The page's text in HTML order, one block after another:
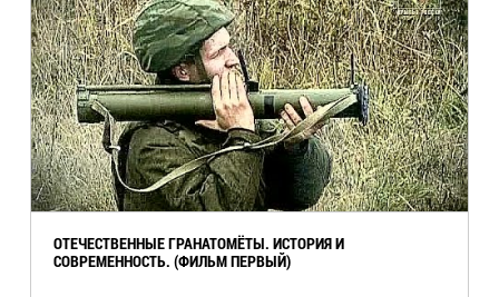
ОТЕЧЕСТВЕННЫЕ ГРАНАТОМЁТЫ. ИСТОРИЯ И
СОВРЕМЕННОСТЬ. (ФИЛЬМ ПЕРВЫЙ)